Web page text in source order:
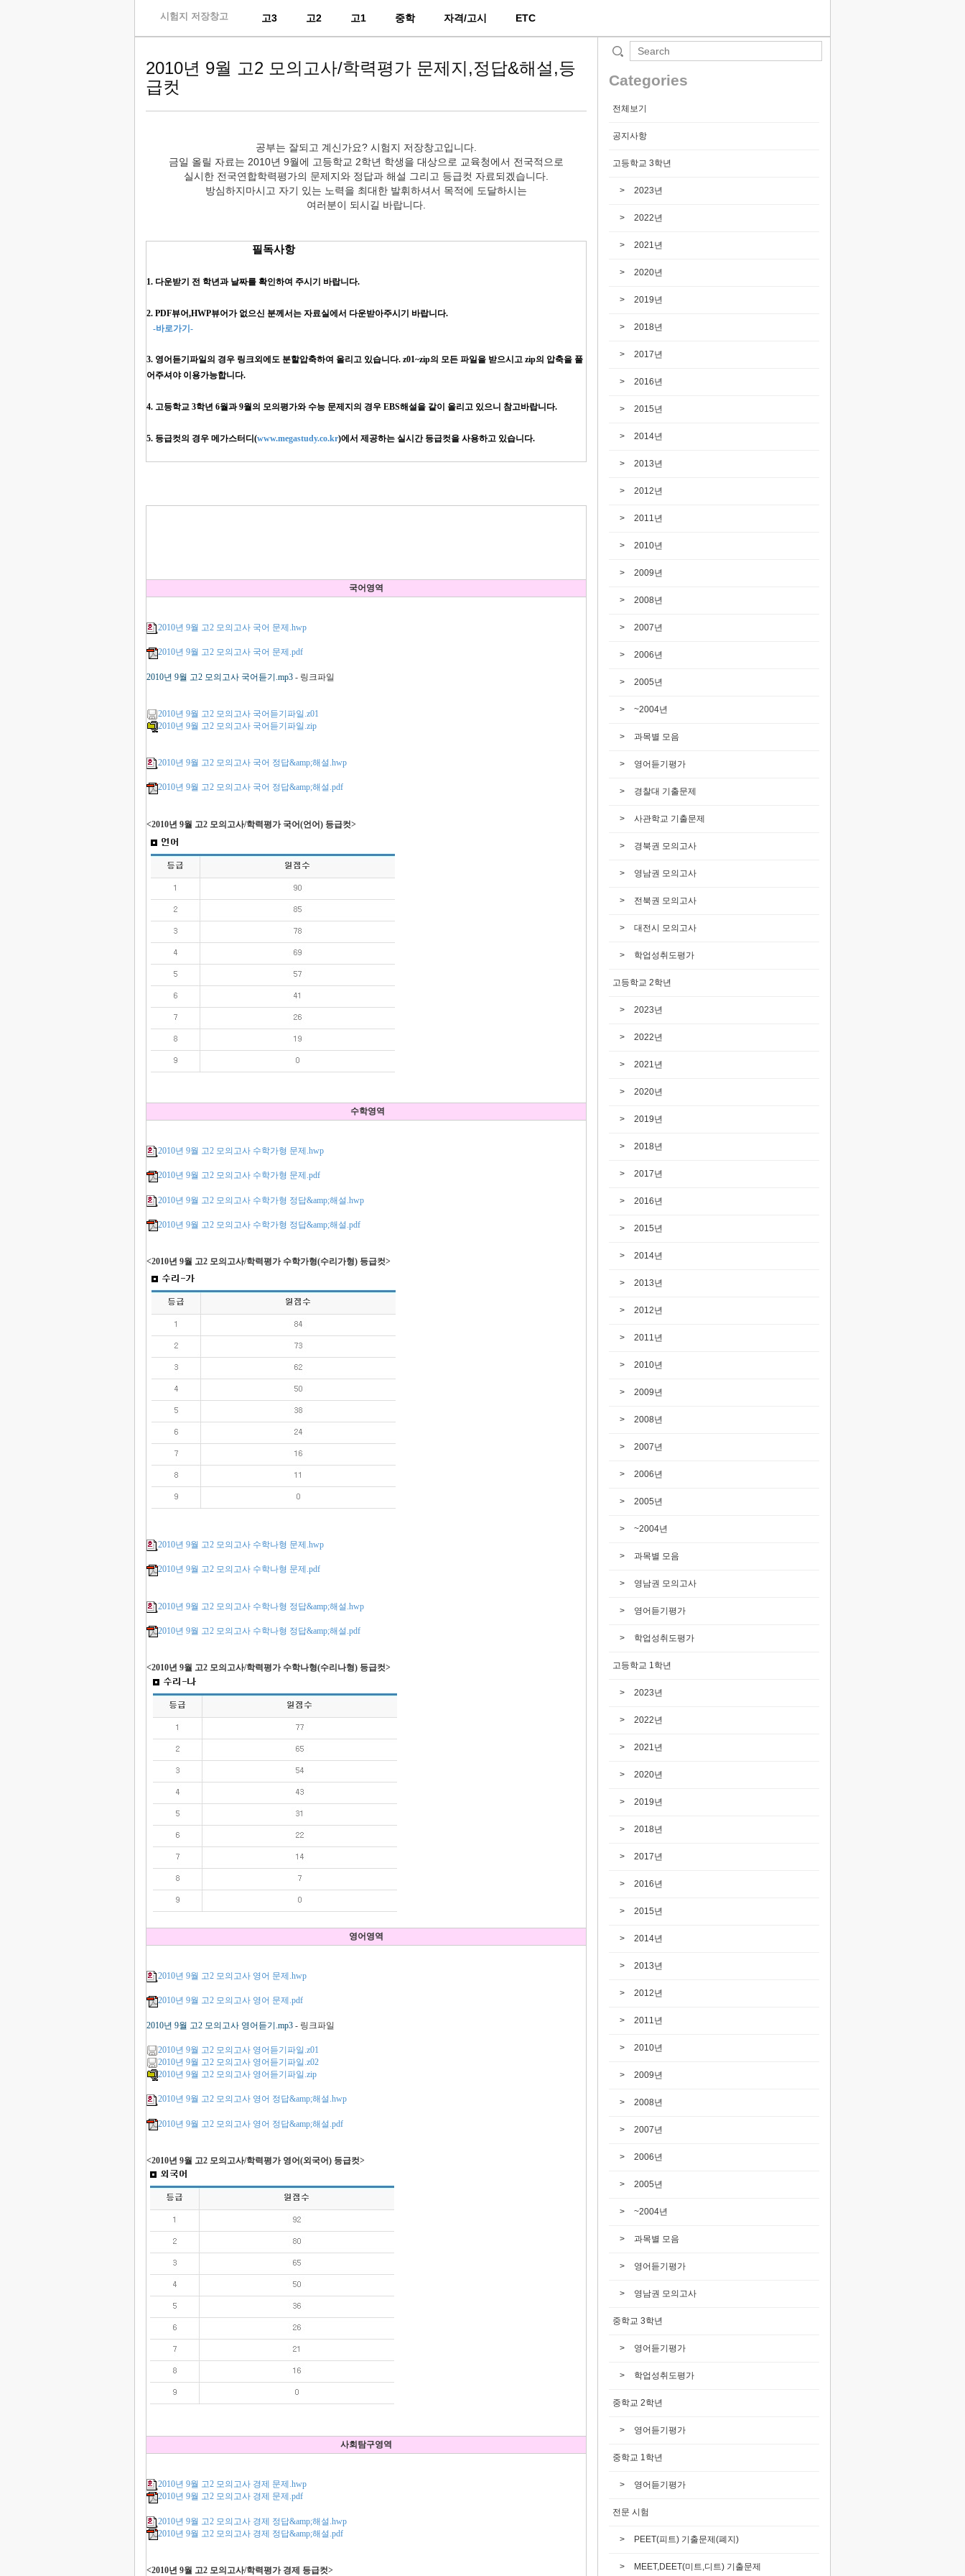
시험지 저장창고 고3 고2 고1 중학 자격/고시 ETC
2010년 9월 고2 모의고사/학력평가 문제지,정답&해설,등
급컷
공부는 잘되고 계신가요? 시험지 저장창고입니다.
금일 올릴 자료는 2010년 9월에 고등학교 2학년 학생을 대상으로 교육청에서 전국적으로
실시한 전국연합학력평가의 문제지와 정답과 해설 그리고 등급컷 자료되겠습니다.
방심하지마시고 자기 있는 노력을 최대한 발휘하셔서 목적에 도달하시는
여러분이 되시길 바랍니다.
필독사항
1. 다운받기 전 학년과 날짜를 확인하여 주시기 바랍니다.
2. PDF뷰어,HWP뷰어가 없으신 분께서는 자료실에서 다운받아주시기 바랍니다.
-바로가기-
3. 영어듣기파일의 경우 링크외에도 분할압축하여 올리고 있습니다. z01~zip의 모든 파일을 받으시고 zip의 압축을 풀
어주셔야 이용가능합니다.
4. 고등학교 3학년 6월과 9월의 모의평가와 수능 문제지의 경우 EBS해설을 같이 올리고 있으니 참고바랍니다.
5. 등급컷의 경우 메가스터디(www.megastudy.co.kr)에서 제공하는 실시간 등급컷을 사용하고 있습니다.
국어영역
2010년 9월 고2 모의고사 국어 문제.hwp
2010년 9월 고2 모의고사 국어 문제.pdf
2010년 9월 고2 모의고사 국어듣기.mp3 - 링크파일
2010년 9월 고2 모의고사 국어듣기파일.z01
2010년 9월 고2 모의고사 국어듣기파일.zip
2010년 9월 고2 모의고사 국어 정답&amp;해설.hwp
2010년 9월 고2 모의고사 국어 정답&amp;해설.pdf
<2010년 9월 고2 모의고사/학력평가 국어(언어) 등급컷>
수학영역
2010년 9월 고2 모의고사 수학가형 문제.hwp
2010년 9월 고2 모의고사 수학가형 문제.pdf
2010년 9월 고2 모의고사 수학가형 정답&amp;해설.hwp
2010년 9월 고2 모의고사 수학가형 정답&amp;해설.pdf
<2010년 9월 고2 모의고사/학력평가 수학가형(수리가형) 등급컷>
2010년 9월 고2 모의고사 수학나형 문제.hwp
2010년 9월 고2 모의고사 수학나형 문제.pdf
2010년 9월 고2 모의고사 수학나형 정답&amp;해설.hwp
2010년 9월 고2 모의고사 수학나형 정답&amp;해설.pdf
<2010년 9월 고2 모의고사/학력평가 수학나형(수리나형) 등급컷>
영어영역
2010년 9월 고2 모의고사 영어 문제.hwp
2010년 9월 고2 모의고사 영어 문제.pdf
2010년 9월 고2 모의고사 영어듣기.mp3 - 링크파일
2010년 9월 고2 모의고사 영어듣기파일.z01
2010년 9월 고2 모의고사 영어듣기파일.z02
2010년 9월 고2 모의고사 영어듣기파일.zip
2010년 9월 고2 모의고사 영어 정답&amp;해설.hwp
2010년 9월 고2 모의고사 영어 정답&amp;해설.pdf
<2010년 9월 고2 모의고사/학력평가 영어(외국어) 등급컷>
사회탐구영역
2010년 9월 고2 모의고사 경제 문제.hwp
2010년 9월 고2 모의고사 경제 문제.pdf
2010년 9월 고2 모의고사 경제 정답&amp;해설.hwp
2010년 9월 고2 모의고사 경제 정답&amp;해설.pdf
<2010년 9월 고2 모의고사/학력평가 경제 등급컷>
Categories
전체보기
공지사항
고등학교 3학년
2023년
2022년
2021년
2020년
2019년
2018년
2017년
2016년
2015년
2014년
2013년
2012년
2011년
2010년
2009년
2008년
2007년
2006년
2005년
~2004년
과목별 모음
영어듣기평가
경찰대 기출문제
사관학교 기출문제
경북권 모의고사
영남권 모의고사
전북권 모의고사
대전시 모의고사
학업성취도평가
고등학교 2학년
2023년
2022년
2021년
2020년
2019년
2018년
2017년
2016년
2015년
2014년
2013년
2012년
2011년
2010년
2009년
2008년
2007년
2006년
2005년
~2004년
과목별 모음
영남권 모의고사
영어듣기평가
학업성취도평가
고등학교 1학년
2023년
2022년
2021년
2020년
2019년
2018년
2017년
2016년
2015년
2014년
2013년
2012년
2011년
2010년
2009년
2008년
2007년
2006년
2005년
~2004년
과목별 모음
영어듣기평가
영남권 모의고사
중학교 3학년
영어듣기평가
학업성취도평가
중학교 2학년
영어듣기평가
중학교 1학년
영어듣기평가
전문 시험
PEET(피트) 기출문제(폐지)
MEET,DEET(미트,디트) 기출문제